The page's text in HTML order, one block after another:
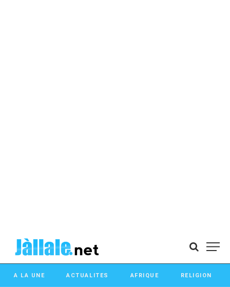
A LA UNE ACTUALITES AFRIQUE RELIGION